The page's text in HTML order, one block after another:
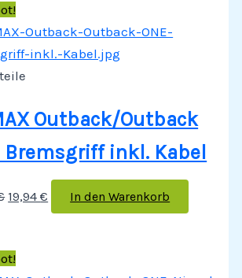
Outback/Outback
Bremsgriff inkl. Kabel
19,94€ In den Warenkorb